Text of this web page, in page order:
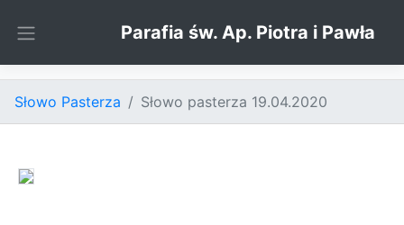
Parafia św. Ap. Piotra i Pawła
Słowo Pasterza Słowo pasterza 19.04.2020